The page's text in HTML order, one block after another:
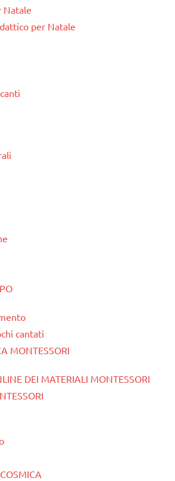
Natale
per Natale
cantati
MONTESSORI
DEI MATERIALI MONTESSORI